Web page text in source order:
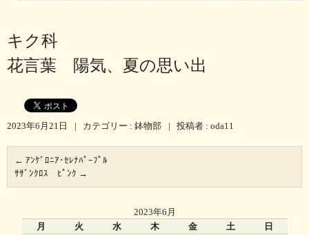
キク科
花言葉 陽気、夏の思い出
2023年6月21日 | カテゴリー : 鉢物部 | 投稿者 : oda11
← ｱﾝｹﾞﾛﾆｱ･ｾﾚﾅﾊﾟｰﾌﾟﾙ
ｻｻﾞﾝｸﾛｽ ﾋﾟﾝｸ →
2023年6月
月
火 水 木 金 土 日